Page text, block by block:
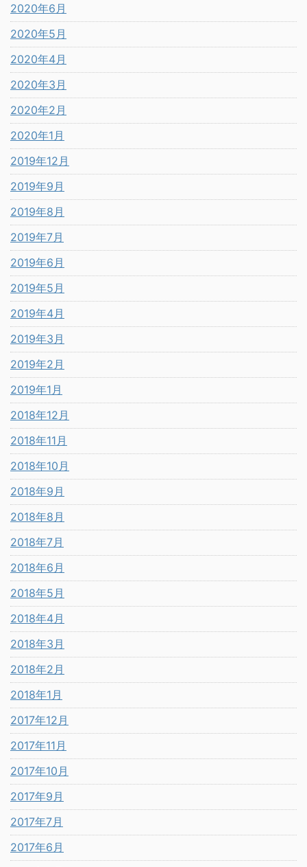
2020年6月
2020年5月
2020年4月
2020年3月
2020年2月
2020年1月
2019年12月
2019年9月
2019年8月
2019年7月
2019年6月
2019年5月
2019年4月
2019年3月
2019年2月
2019年1月
2018年12月
2018年11月
2018年10月
2018年9月
2018年8月
2018年7月
2018年6月
2018年5月
2018年4月
2018年3月
2018年2月
2018年1月
2017年12月
2017年11月
2017年10月
2017年9月
2017年7月
2017年6月